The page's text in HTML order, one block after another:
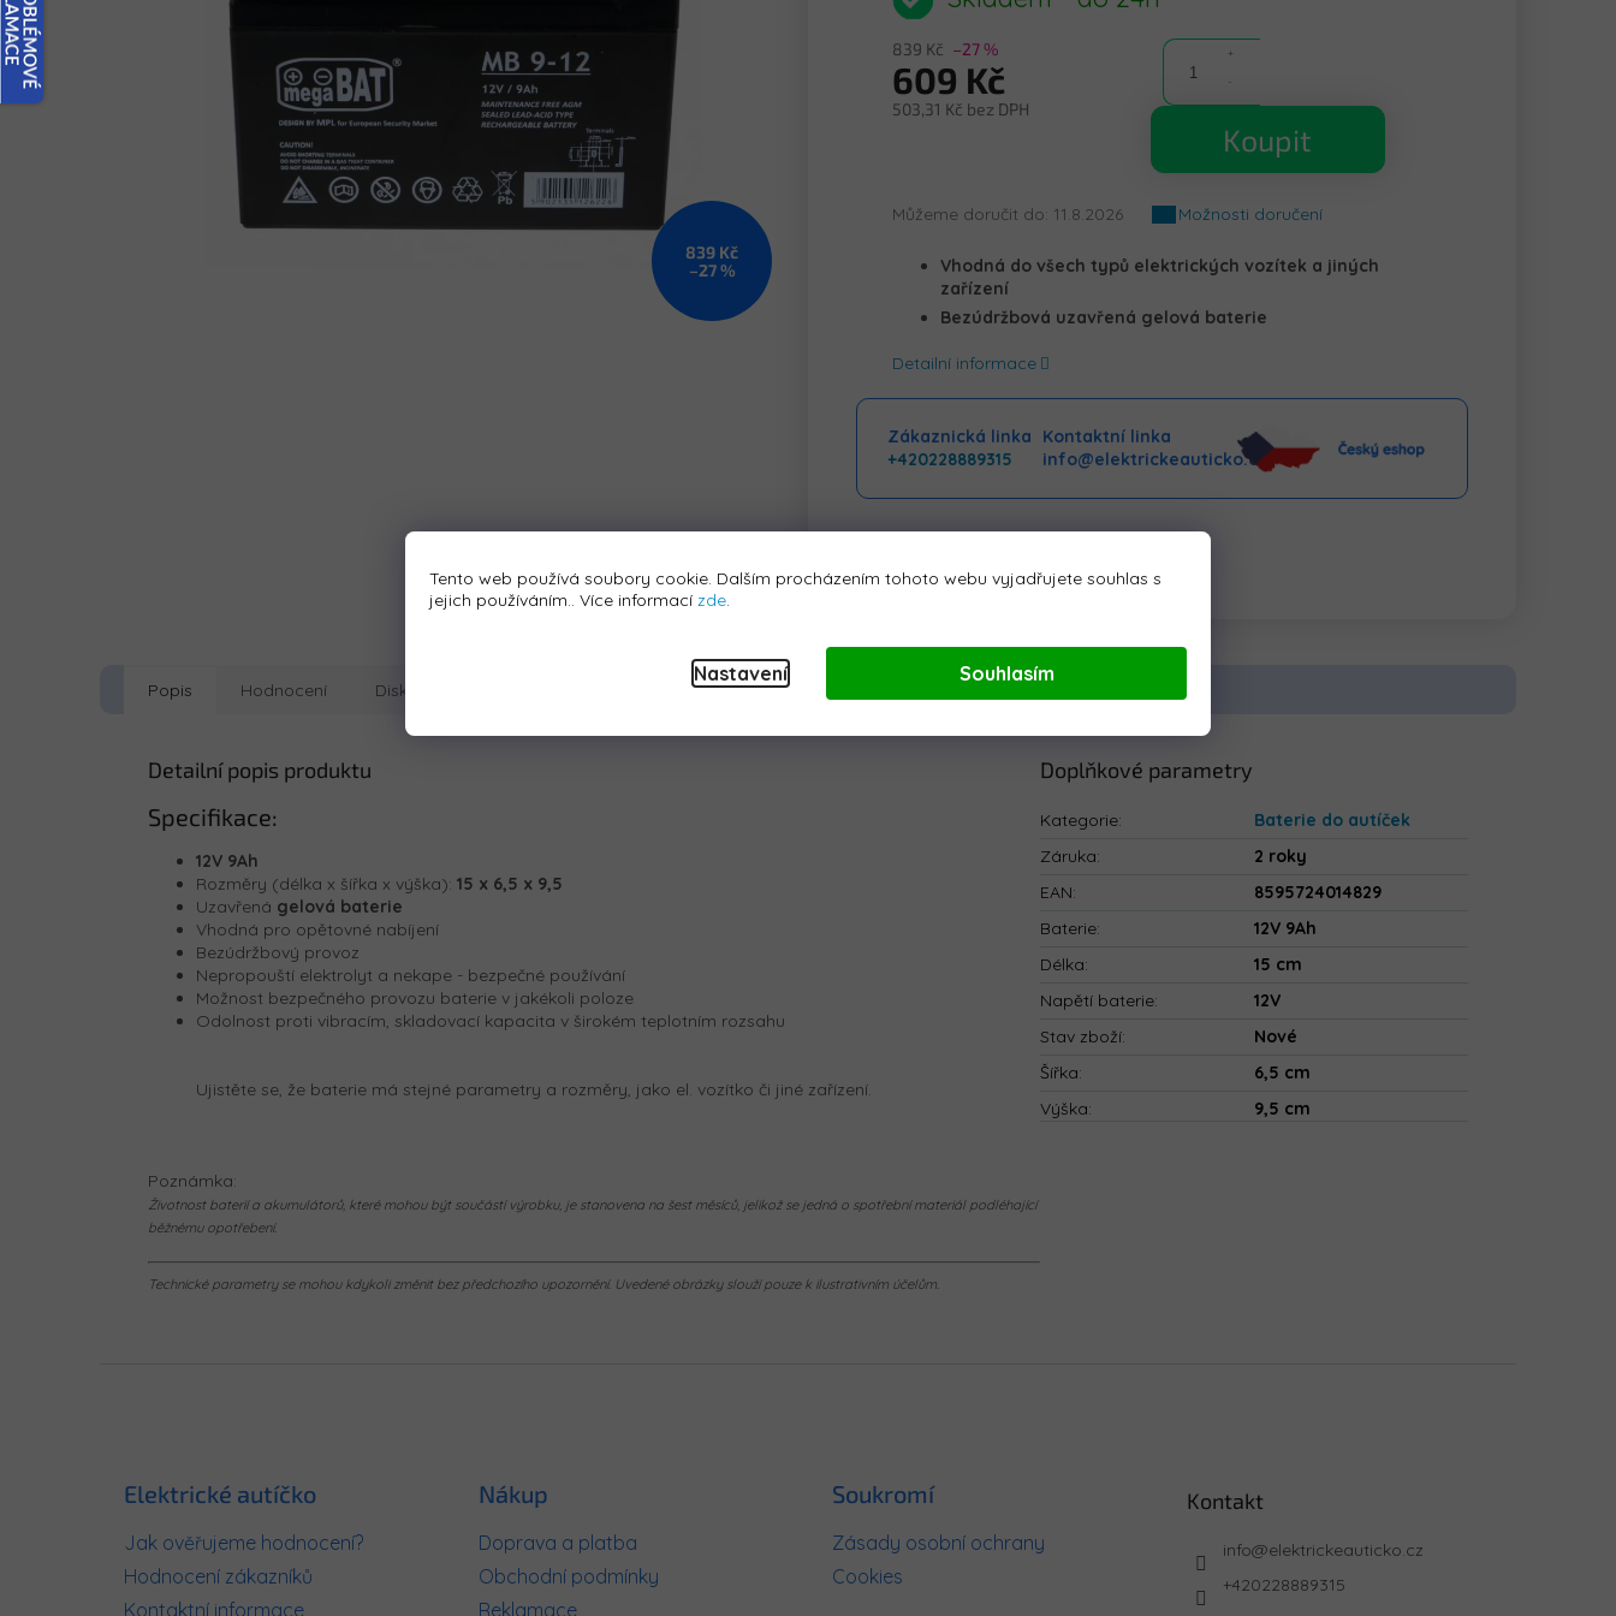
Tento web používá soubory cookie. Dalším procházením tohoto webu vyjadřujete souhlas s
jejich používáním.. Více informací zde
Nastavení Souhlasím
839 Kč
–27 %
je
z
5
hvězdiček.
839 Kč –27 %
609 Kč
503,31 Kč bez DPH
Koupit
Můžeme doručit do: 11.8.2026 Možnosti doručení
Vhodná do všech typů elektrických vozítek a jiných
zařízení
Bezúdržbová uzavřená gelová baterie
Detailní informace
Zákaznická linka
+420228889315
Kontaktní linka
info@elektrickeauticko.cz
Popis Hodnocení Diskuze
Detailní popis produktu
Specifikace:
12V 9Ah
Rozměry (délka x šířka x výška): 15 x 6,5 x 9,5
Uzavřená gelová baterie
Vhodná pro opětovné nabíjení
Bezúdržbový provoz
Nepropouští elektrolyt a nekape - bezpečné používání
Možnost bezpečného provozu baterie v jakékoli poloze
Odolnost proti vibracím, skladovací kapacita v širokém teplotním rozsahu
Ujistěte se, že baterie má stejné parametry a rozměry, jako el. vozítko či jiné zařízení.
Poznámka:
Životnost baterií a akumulátorů, které mohou být součástí výrobku, je stanovena na šest měsíců, jelikož se jedná o spotřební materiál podléhající
běžnému opotřebení.
Technické parametry se mohou kdykoli změnit bez předchozího upozornění. Uvedené obrázky slouží pouze k ilustrativním účelům.
Doplňkové parametry
Kategorie:
Baterie do autíček
Záruka:
2 roky
EAN:
8595724014829
Baterie:
12V 9Ah
Délka:
15 cm
Napětí baterie:
12V
Stav zboží:
Nové
Šířka:
6,5 cm
Výška: 9,5 cm
Elektrické autíčko
Jak ověřujeme hodnocení?
Hodnocení zákazníků
Kontaktní informace
Nákup
Doprava a platba
Obchodní podmínky
Reklamace
Soukromí
Zásady osobní ochrany
Cookies
Kontakt
info@elektrickeauticko.cz
+420228889315